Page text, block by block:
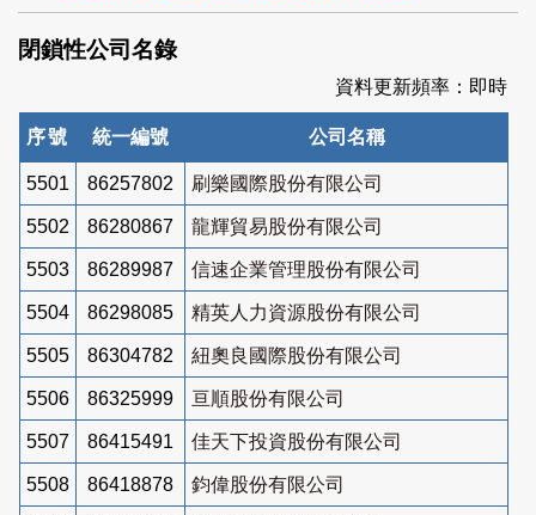
索
閉鎖性公司名錄
資料更新頻率：即時
序號 統一編號 公司名稱
5501 86257802 刷樂國際股份有限公司
5502 86280867 龍輝貿易股份有限公司
5503 86289987 信速企業管理股份有限公司
5504 86298085 精英人力資源股份有限公司
5505 86304782 紐奧良國際股份有限公司
5506 86325999 亘順股份有限公司
5507 86415491 佳天下投資股份有限公司
5508 86418878 鈞偉股份有限公司